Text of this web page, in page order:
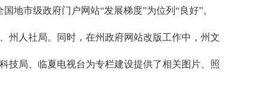
地市级政府门户网站“发展梯度”为位列“良好”。
州人社局。同时，在州政府网站改版工作中，州文
技局、临夏电视台为专栏建设提供了相关图片、照